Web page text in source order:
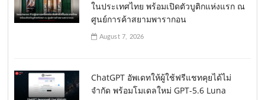
ในประเทศไทย พร้อมเปิดตัวบูติกแห่งแรก ณ
ศูนย์การค้าสยามพารากอน
August 7, 2026
ChatGPT อัพเดทให้ผู้ใช้ฟรีแชทคุยได้ไม่
จำกัด พร้อมโมเดลใหม่ GPT-5.6 Luna